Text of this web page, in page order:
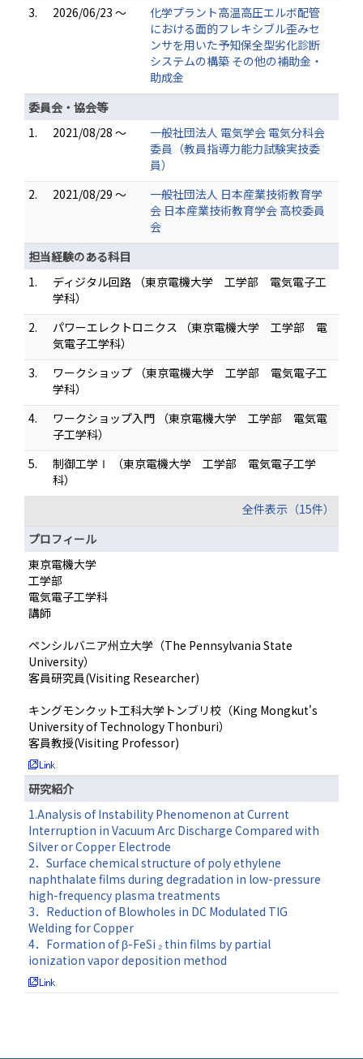
3.
2026/06/23 ～
化学プラント高温高圧エルボ配管
における面的フレキシブル歪みセ
ンサを用いた予知保全型劣化診断
システムの構築 その他の補助金・
助成金
委員会・協会等
1.
2021/08/28 ～
一般社団法人 電気学会 電気分科会
委員（教員指導力能力試験実技委
員）
2.
2021/08/29 ～
一般社団法人 日本産業技術教育学
会 日本産業技術教育学会 高校委員
会
担当経験のある科目
1.
ディジタル回路 （東京電機大学 工学部 電気電子工
学科）
2.
パワーエレクトロニクス （東京電機大学 工学部 電
気電子工学科）
3.
ワークショップ （東京電機大学 工学部 電気電子工
学科）
4.
ワークショップ入門 （東京電機大学 工学部 電気電
子工学科）
5.
制御工学Ⅰ （東京電機大学 工学部 電気電子工学
科）
全件表示（15件）
プロフィール
東京電機大学
工学部
電気電子工学科
講師
ペンシルバニア州立大学（The Pennsylvania State
University）
客員研究員(Visiting Researcher)
キングモンクット工科大学トンブリ校（King Mongkut's
University of Technology Thonburi）
客員教授(Visiting Professor)
研究紹介
1.Analysis of Instability Phenomenon at Current
Interruption in Vacuum Arc Discharge Compared with
Silver or Copper Electrode
2．Surface chemical structure of poly ethylene
naphthalate films during degradation in low-pressure
high-frequency plasma treatments
3．Reduction of Blowholes in DC Modulated TIG
Welding for Copper
4．Formation of β-FeSi ₂ thin films by partial
ionization vapor deposition method